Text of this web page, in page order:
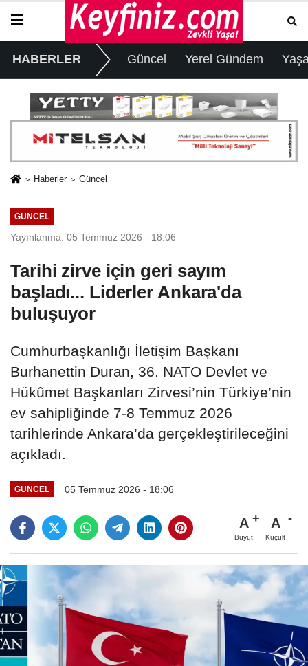
HABERLER Güncel Yerel Gündem
Haberler Güncel
GÜNCEL
Yayınlanma: 05 Temmuz 2026 - 18:06
Tarihi zirve için geri sayım
başladı... Liderler Ankara'da
buluşuyor
Cumhurbaşkanlığı İletişim Başkanı
Burhanettin Duran, 36. NATO Devlet ve
Hükûmet Başkanları Zirvesi’nin Türkiye’nin
ev sahipliğinde 7-8 Temmuz 2026
tarihlerinde Ankara’da gerçekleştirileceğini
açıkladı.
GÜNCEL 05 Temmuz 2026 - 18:06
A
Büyüt
A
Küçült